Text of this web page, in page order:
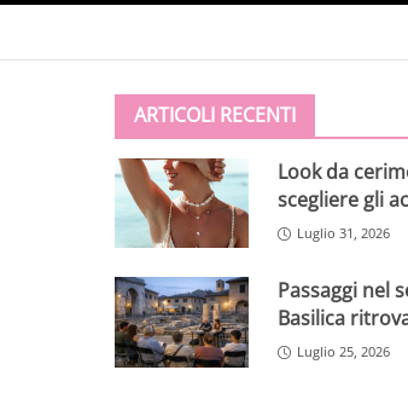
ARTICOLI RECENTI
Look da
scegliere gli
Luglio 31, 2026
Passaggi nel
Basilica
Luglio 25, 2026